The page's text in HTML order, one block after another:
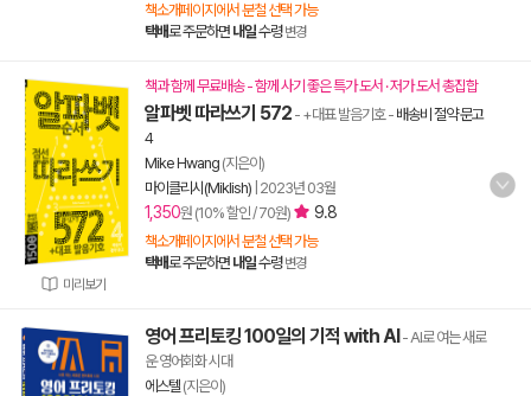
책소개페이지에서 분철 선택 가능
택배로 주문하면 내일수령 변경
미리보기
책과 함께 무료배송 - 함께 사기 좋은 특가 도서 · 저가 도서 총집합
알파벳 따라쓰기 572 - +대표 발음기호- 배송비 절약 문고
4
Mike Hwang (지은이)
마이클리시(Miklish) 2023년 03월
1,350원 (10% 할인 / 70원) 9.8
책소개페이지에서 분철 선택 가능
택배로 주문하면 내일수령 변경
영어 프리토킹 100일의 기적 with AI - AI로 여는 새로
운 영어회화 시대
에스텔 (지은이)